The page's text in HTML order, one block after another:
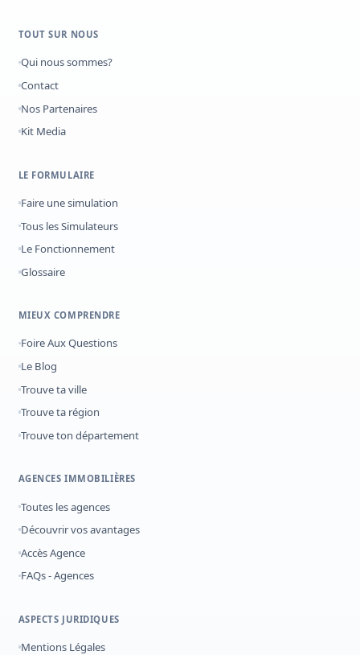
TOUT SUR NOUS
Qui nous sommes?
Contact
Nos Partenaires
Kit Media
LE FORMULAIRE
Faire une simulation
Tous les Simulateurs
Le Fonctionnement
Glossaire
MIEUX COMPRENDRE
Foire Aux Questions
Le Blog
Trouve ta ville
Trouve ta région
Trouve ton département
AGENCES IMMOBILIÈRES
Toutes les agences
Découvrir vos avantages
Accès Agence
FAQs - Agences
ASPECTS JURIDIQUES
Mentions Légales